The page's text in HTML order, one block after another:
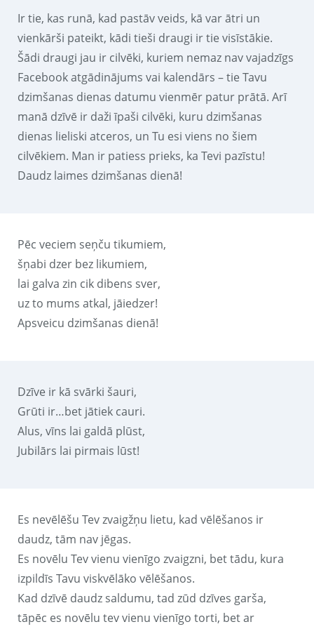
Ir tie, kas runā, kad pastāv veids, kā var ātri un
vienkārši pateikt, kādi tieši draugi ir tie visīstākie.
Šādi draugi jau ir cilvēki, kuriem nemaz nav vajadzīgs
Facebook atgādinājums vai kalendārs – tie Tavu
dzimšanas dienas datumu vienmēr patur prātā. Arī
manā dzīvē ir daži īpaši cilvēki, kuru dzimšanas
dienas lieliski atceros, un Tu esi viens no šiem
cilvēkiem. Man ir patiess prieks, ka Tevi pazīstu!
Daudz laimes dzimšanas dienā!
Pēc veciem seņču tikumiem,
šņabi dzer bez likumiem,
lai galva zin cik dibens sver,
uz to mums atkal, jāiedzer!
Apsveicu dzimšanas dienā!
Dzīve ir kā svārki šauri,
Grūti ir…bet jātiek cauri.
Alus, vīns lai galdā plūst,
Jubilārs lai pirmais lūst!
Es nevēlēšu Tev zvaigžņu lietu, kad vēlēšanos ir
daudz, tām nav jēgas.
Es novēlu Tev vienu vienīgo zvaigzni, bet tādu, kura
izpildīs Tavu viskvēlāko vēlēšanos.
Kad dzīvē daudz saldumu, tad zūd dzīves garša,
tāpēc es novēlu tev vienu vienīgo torti, bet ar